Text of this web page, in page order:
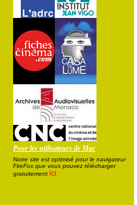
Pour les utilisateurs de Mac
Notre site est optimisé pour le navigateur
FireFox que vous pouvez télécharger
gratuitement ici